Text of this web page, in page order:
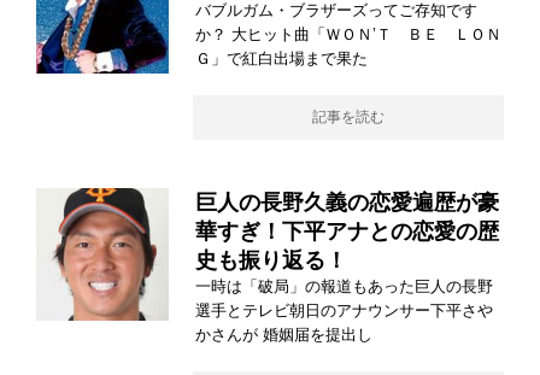
バブルガム・ブラザーズってご存知です
か？ 大ヒット曲「ＷＯＮ’Ｔ ＢＥ ＬＯＮ
Ｇ」で紅白出場まで果た
記事を読む
巨人の長野久義の恋愛遍歴が豪
華すぎ！下平アナとの恋愛の歴
史も振り返る！
一時は「破局」の報道もあった巨人の長野
選手とテレビ朝日のアナウンサー下平さや
かさんが 婚姻届を提出し